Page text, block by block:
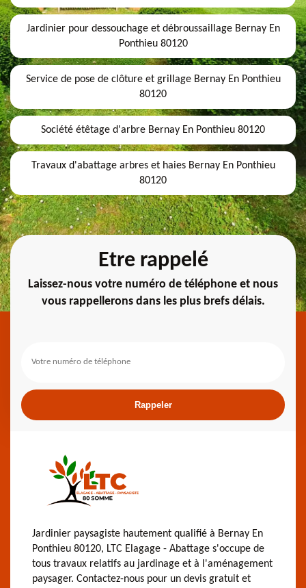
Jardinier pour dessouchage et débroussaillage Bernay En
Ponthieu 80120
Service de pose de clôture et grillage Bernay En Ponthieu
80120
Société étêtage d'arbre Bernay En Ponthieu 80120
Travaux d'abattage arbres et haies Bernay En Ponthieu
80120
Etre rappelé
Laissez-nous votre numéro de téléphone et nous
vous rappellerons dans les plus brefs délais.
Jardinier paysagiste hautement qualifié à Bernay En
Ponthieu 80120, LTC Elagage - Abattage s'occupe de
tous travaux relatifs au jardinage et à l'aménagement
paysager. Contactez-nous pour un devis gratuit et